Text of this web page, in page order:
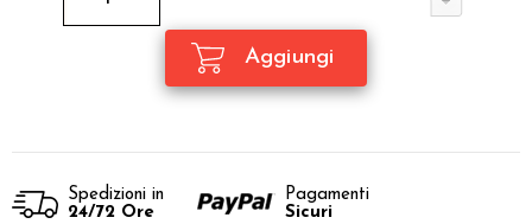
Spedizioni in
24/72 Ore
Pagamenti
Sicuri